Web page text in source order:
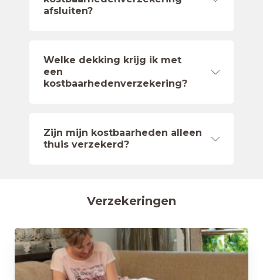
afsluiten?
Welke dekking krijg ik met
een
kostbaarhedenverzekering?
Zijn mijn kostbaarheden alleen
thuis verzekerd?
Verzekeringen